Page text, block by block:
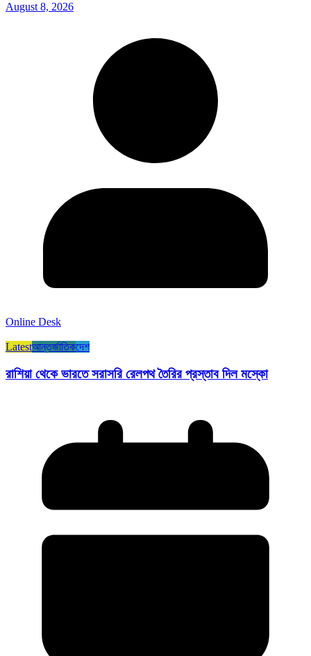
August 8, 2026
Online Desk
Latestআন্তর্জাতিকদেশ
রাশিয়া থেকে ভারতে সরাসরি রেলপথ তৈরির প্রস্তাব দিল মস্কো